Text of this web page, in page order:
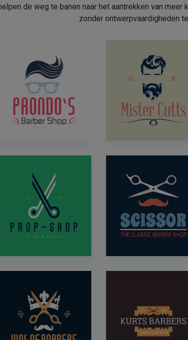
de weg te banen naar het aantrekken van
zonder ontwerpvaardigheden